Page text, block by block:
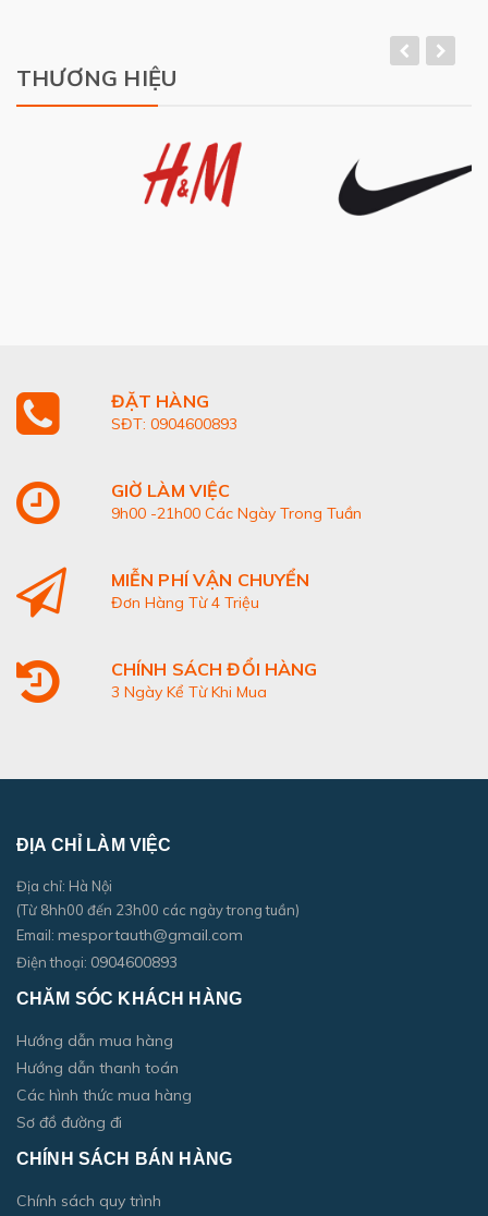
THƯƠNG HIỆU
ĐẶT HÀNG
SĐT: 0904600893
GIỜ LÀM VIỆC
9h00 -21h00 Các Ngày Trong Tuần
MIỄN PHÍ VẬN CHUYỂN
Đơn Hàng Từ 4 Triệu
CHÍNH SÁCH ĐỔI HÀNG
3 Ngày Kể Từ Khi Mua
ĐỊA CHỈ LÀM VIỆC
Địa chỉ: Hà Nội
(Từ 8hh00 đến 23h00 các ngày trong tuần)
Email: mesportauth@gmail.com
Điện thoại: 0904600893
CHĂM SÓC KHÁCH HÀNG
Hướng dẫn mua hàng
Hướng dẫn thanh toán
Các hình thức mua hàng
Sơ đồ đường đi
CHÍNH SÁCH BÁN HÀNG
Chính sách quy trình